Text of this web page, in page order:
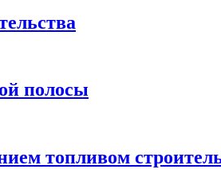
полосы
топливом